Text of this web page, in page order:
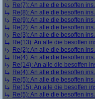
Re(7): An alle die besoffen ins
Re(8): An alle die besoffen ins
Re(9): An alle die besoffen ins
Re(2): An alle die besoffen ins
Re(3): An alle die besoffen ins
Re(13): An alle die besoffen
Re(2): An alle die besoffen ins
Re(4): An alle die besoffen ins
Re(14): An alle die besoffen
Re(4): An alle die besoffen ins
Re(5): An alle die besoffen ins
Re(15): An alle die besoffen
Re(5): An alle die besoffen ins